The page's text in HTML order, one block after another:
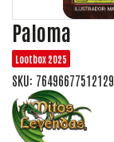
Paloma
Lootbox 2025
SKU: 76496677512129